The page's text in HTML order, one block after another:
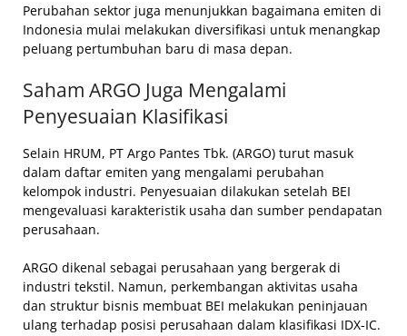
Perubahan sektor juga menunjukkan bagaimana emiten di
Indonesia mulai melakukan diversifikasi untuk menangkap
peluang pertumbuhan baru di masa depan.
Saham ARGO Juga Mengalami
Penyesuaian Klasifikasi
Selain HRUM, PT Argo Pantes Tbk. (ARGO) turut masuk
dalam daftar emiten yang mengalami perubahan
kelompok industri. Penyesuaian dilakukan setelah BEI
mengevaluasi karakteristik usaha dan sumber pendapatan
perusahaan.
ARGO dikenal sebagai perusahaan yang bergerak di
industri tekstil. Namun, perkembangan aktivitas usaha
dan struktur bisnis membuat BEI melakukan peninjauan
ulang terhadap posisi perusahaan dalam klasifikasi IDX-IC.